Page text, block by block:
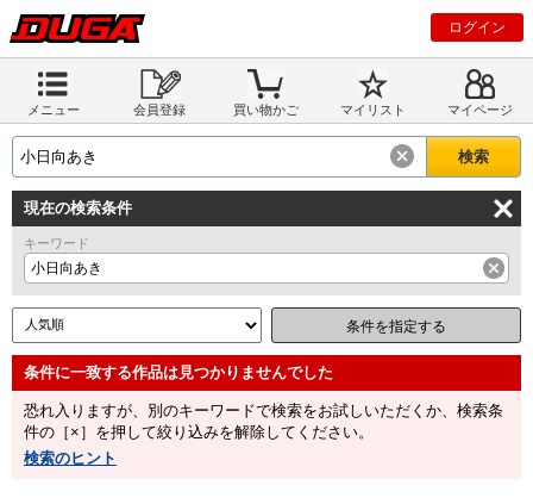
ログイン
メニュー 会員登録 買い物かご マイリスト マイページ
現在の検索条件
キーワード
小日向あき
条件を指定する
恐れ入りますが、別のキーワードで検索をお試しいただくか、検索条
件の［×］を押して絞り込みを解除してください。
検索のヒント